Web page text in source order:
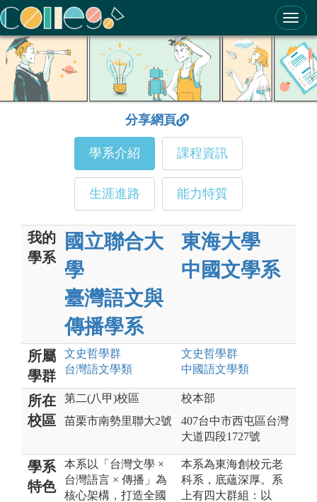
ColleGo! 大學選才與高中育才輔助系統
分享網頁
學系介紹 課程資訊
生涯進路 能力特質
我的
學系
國立聯合大
學
臺灣語文與
傳播學系
東海大學
中國文學系
所屬
學群
文史哲學群
台灣語文學類
文史哲學群
中國語文學類
所在
校區
第二(八甲)校區
苗栗市南勢里聯大2號
校本部
407台中市西屯區台灣
大道四段1727號
學系
特色
本系以「台灣文學 ×
台灣語言 × 傳播」為
核心架構，打造全國
本系為東海創校元老
科系，底蘊深厚。系
上有四大群組：以